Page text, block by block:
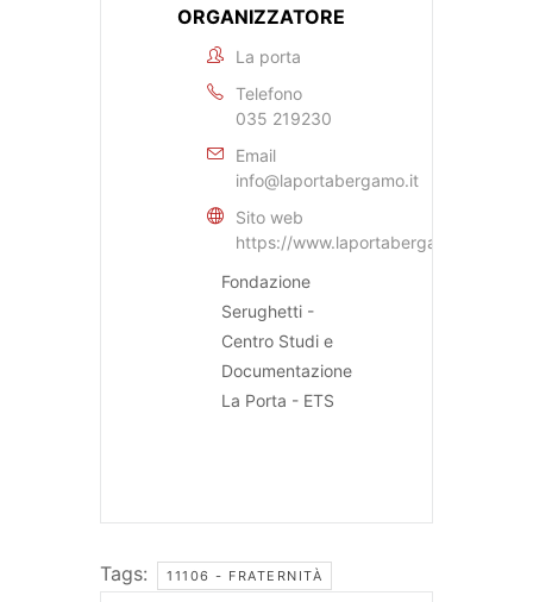
ORGANIZZATORE
La porta
Telefono
035 219230
Email
info@laportabergamo.it
Sito web
https://www.laportabergamo.it
Fondazione
Serughetti -
Centro Studi e
Documentazione
La Porta - ETS
Tags: 11106 - FRATERNITÀ